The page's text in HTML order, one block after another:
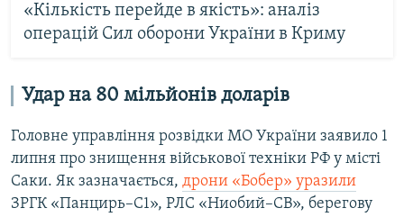
«Кількість перейде в якість»: аналіз
операцій Сил оборони України в Криму
Удар на 80 мільйонів доларів
Головне управління розвідки МО України заявило 1
липня про знищення військової техніки РФ у місті
Саки. Як зазначається, дрони «Бобер» уразили
ЗРГК «Панцирь–С1», РЛС «Ниобий–СВ», берегову